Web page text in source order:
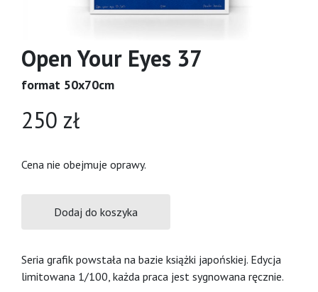
Open Your Eyes 37
format 50x70cm
250 zł
Cena nie obejmuje oprawy.
Dodaj do koszyka
Seria grafik powstała na bazie książki japońskiej. Edycja
limitowana 1/100, każda praca jest sygnowana ręcznie.